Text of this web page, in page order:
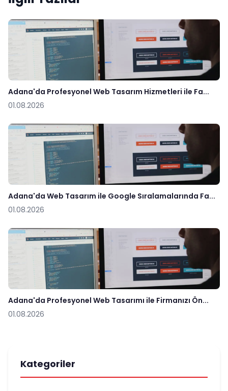
Adana'da Profesyonel Web Tasarım Hizmetleri ile Fa...
01.08.2026
Adana'da Web Tasarım ile Google Sıralamalarında Fa...
01.08.2026
Adana'da Profesyonel Web Tasarımı ile Firmanızı Ön...
01.08.2026
Kategoriler